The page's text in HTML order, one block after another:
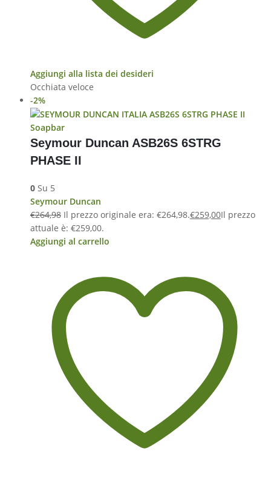
Aggiungi alla lista dei desideri
Occhiata veloce
-2%
Soapbar
Seymour Duncan ASB26S 6STRG
PHASE II
0Su 5
Seymour Duncan
€264,98 Il prezzo originale era: €264,98.€259,00Il prezzo
attuale è: €259,00.
Aggiungi al carrello